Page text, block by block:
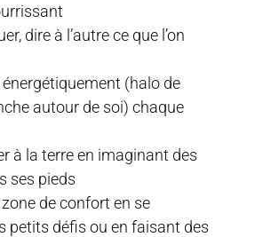
dire à l’autre ce que l’on
(halo de
autour de soi) chaque
à la terre en imaginant des
ses pieds
de confort en se
petits défis ou en faisant des